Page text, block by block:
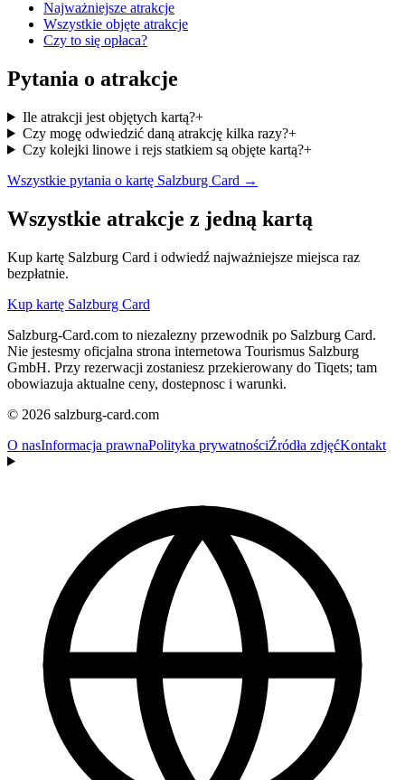
Najważniejsze atrakcje
Wszystkie objęte atrakcje
Czy to się opłaca?
Pytania o atrakcje
Ile atrakcji jest objętych kartą?+
Czy mogę odwiedzić daną atrakcję kilka razy?+
Czy kolejki linowe i rejs statkiem są objęte kartą?+
Wszystkie pytania o kartę Salzburg Card →
Wszystkie atrakcje z jedną kartą
Kup kartę Salzburg Card i odwiedź najważniejsze miejsca raz
bezpłatnie.
Kup kartę Salzburg Card
Salzburg-Card.com to niezalezny przewodnik po Salzburg Card.
Nie jestesmy oficjalna strona internetowa Tourismus Salzburg
GmbH. Przy rezerwacji zostaniesz przekierowany do Tiqets; tam
obowiazuja aktualne ceny, dostepnosc i warunki.
© 2026 salzburg-card.com
O nasInformacja prawnaPolityka prywatnościŹródła zdjęćKontakt